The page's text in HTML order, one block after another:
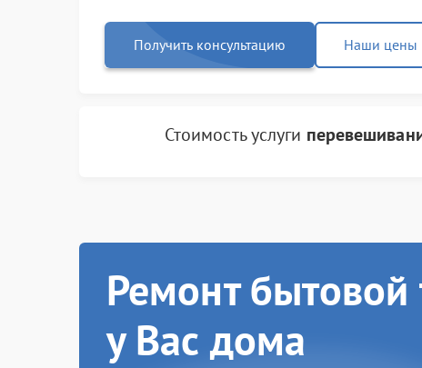
Получить консультацию Наши цены
Стоимость услуги
Ремонт бытовой
у Вас дома